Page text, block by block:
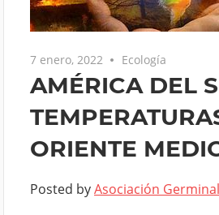
7 enero, 2022 Ecología
AMÉRICA DEL
ORIENTE
Posted byAsociación Germinal